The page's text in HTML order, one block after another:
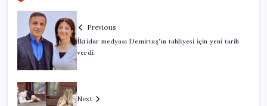
Previous
İktidar medyası Demirtaş’ın tahliyesi için yeni tarih
verdi
Next